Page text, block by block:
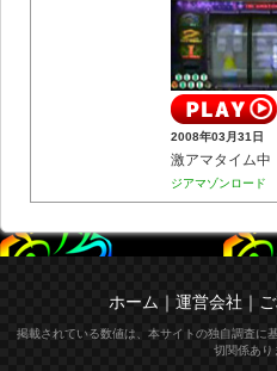
2008年03月31日
激アマタイム中
ジアマゾンロード
ホーム ｜ 運営会社 ｜
掲載されている数値は、本サイトの独自調査に
切関係あり